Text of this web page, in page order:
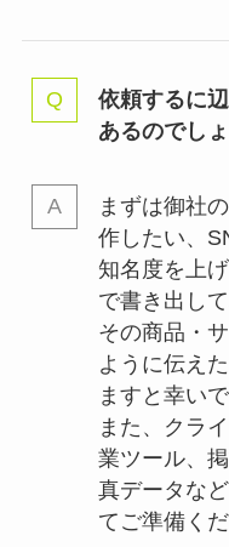
依頼するに
あるのでしょ
まずは御社
作したい、
知名度を上
で書き出し
その商品・
ように伝え
ますと幸いで
また、クラ
業ツール、
真データな
てご準備くだ